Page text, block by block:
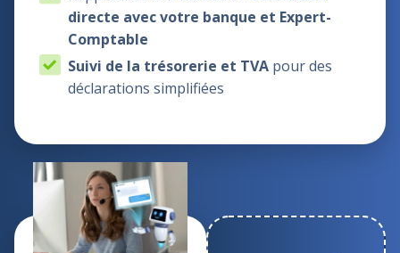
directe avec votre banque et Expert-
Comptable
Suivi de la trésorerie et TVA pour des
déclarations simplifiées